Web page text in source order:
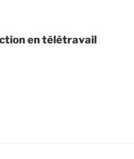
en télétravail